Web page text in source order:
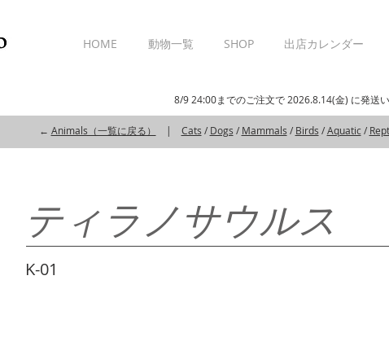
HOME 動物一覧 SHOP 出店カレンダー
8/9 24:00までのご注文で 2026.8.14(金) に発送
← Animals（一覧に戻る） | Cats / Dogs / Mammals / Birds /Aquatic/
ティラノサウルス
K-01